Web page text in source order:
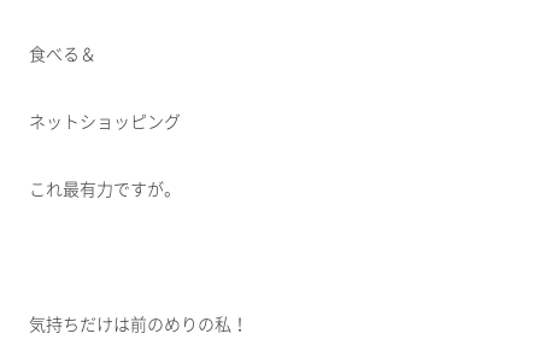
食べる＆
ネットショッピング
これ最有力ですが。
気持ちだけは前のめりの私！